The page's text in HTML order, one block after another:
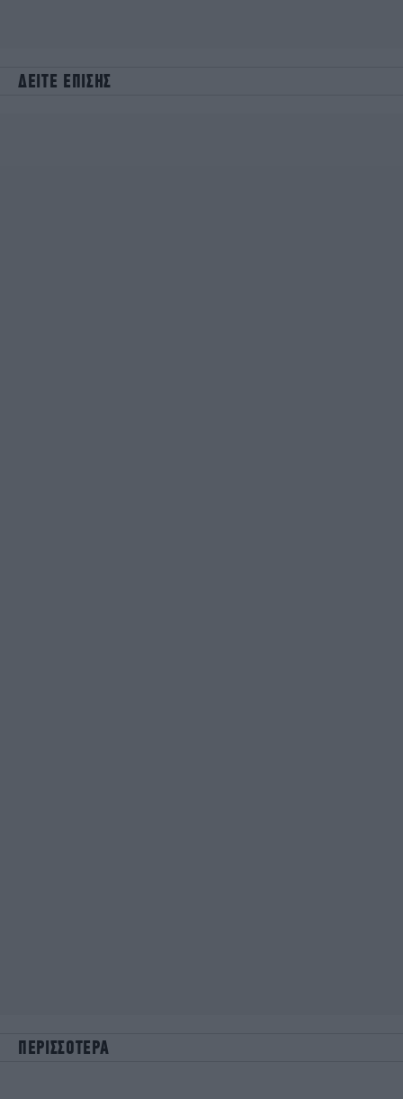
ΔΕΙΤΕ ΕΠΙΣΗΣ
ΠΕΡΙΣΣΟΤΕΡΑ